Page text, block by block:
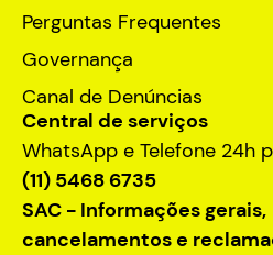
Perguntas Frequentes
Governança
Canal de Denúncias
Central de serviços
WhatsApp e Telefone 24h
(11) 5468 6735
SAC - Informações gerais,
cancelamentos e